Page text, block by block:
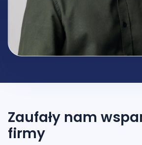
Zaufały nam
firmy